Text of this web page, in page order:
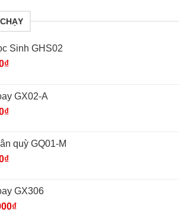
Sinh GHS02
₫
GX02-A
₫
quỳ GQ01-M
₫
GX306
₫